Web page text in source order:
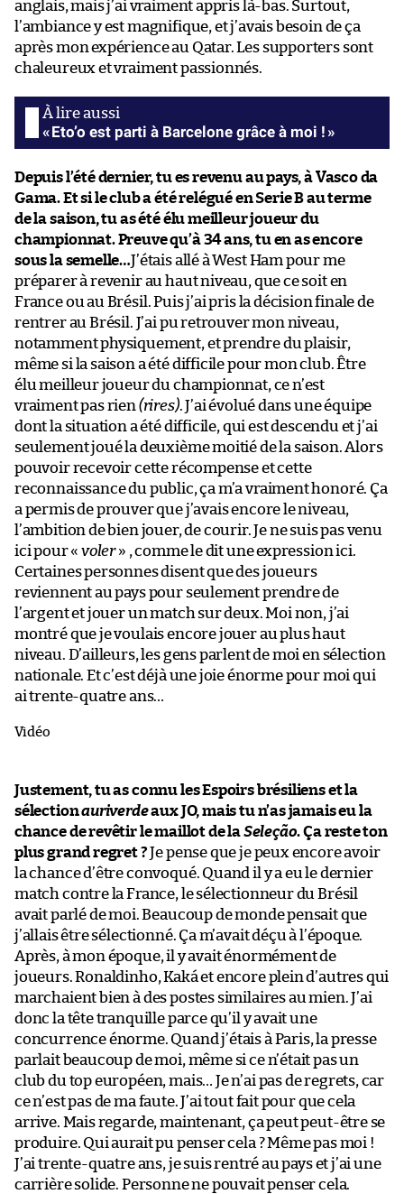
anglais, mais j’ai vraiment appris là-bas. Surtout,
l’ambiance y est magnifique, et j’avais besoin de ça
après mon expérience au Qatar. Les supporters sont
chaleureux et vraiment passionnés.
« Eto’o est parti à Barcelone grâce à moi ! »
Depuis l’été dernier, tu es revenu au pays, à Vasco da
Gama. Et si le club a été relégué en Serie B au terme
de la saison, tu as été élu meilleur joueur du
championnat. Preuve qu’à 34 ans, tu en as encore
sous la semelle…J’étais allé à West Ham pour me
préparer à revenir au haut niveau, que ce soit en
France ou au Brésil. Puis j’ai pris la décision finale de
rentrer au Brésil. J’ai pu retrouver mon niveau,
notamment physiquement, et prendre du plaisir,
même si la saison a été difficile pour mon club. Être
élu meilleur joueur du championnat, ce n’est
vraiment pas rien (rires). J’ai évolué dans une équipe
dont la situation a été difficile, qui est descendu et j’ai
seulement joué la deuxième moitié de la saison. Alors
pouvoir recevoir cette récompense et cette
reconnaissance du public, ça m’a vraiment honoré. Ça
a permis de prouver que j’avais encore le niveau,
l’ambition de bien jouer, de courir. Je ne suis pas venu
ici pour «voler» , comme le dit une expression ici.
Certaines personnes disent que des joueurs
reviennent au pays pour seulement prendre de
l’argent et jouer un match sur deux. Moi non, j’ai
montré que je voulais encore jouer au plus haut
niveau. D’ailleurs, les gens parlent de moi en sélection
nationale. Et c’est déjà une joie énorme pour moi qui
ai trente-quatre ans…
Vidéo
Justement, tu as connu les Espoirs brésiliens et la
sélectionauriverdeaux JO, mais tu n’as jamais eu la
chance de revêtir le maillot de laSeleção. Ça reste ton
plus grand regret ?Je pense que je peux encore avoir
la chance d’être convoqué. Quand il y a eu le dernier
match contre la France, le sélectionneur du Brésil
avait parlé de moi. Beaucoup de monde pensait que
j’allais être sélectionné. Ça m’avait déçu à l’époque.
Après, à mon époque, il y avait énormément de
joueurs. Ronaldinho, Kaká et encore plein d’autres qui
marchaient bien à des postes similaires au mien. J’ai
donc la tête tranquille parce qu’il y avait une
concurrence énorme. Quand j’étais à Paris, la presse
parlait beaucoup de moi, même si ce n’était pas un
club du top européen, mais… Je n’ai pas de regrets, car
ce n’est pas de ma faute. J’ai tout fait pour que cela
arrive. Mais regarde, maintenant, ça peut peut-être se
produire. Qui aurait pu penser cela ? Même pas moi !
J’ai trente-quatre ans, je suis rentré au pays et j’ai une
carrière solide. Personne ne pouvait penser cela.